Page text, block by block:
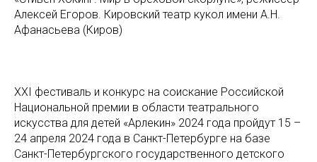
Алексей Егоров. Кировский театр кукол имени А.Н.
Афанасьева (Киров)
XXI фестиваль и конкурс на соискание Российской
Национальной премии в области театрального
искусства для детей «Арлекин» 2024 года пройдут 15 –
24 апреля 2024 года в Санкт-Петербурге на базе
Санкт-Петербургского государственного детского